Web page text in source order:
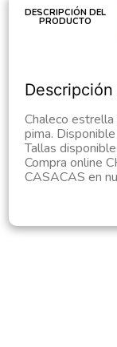
DESCRIPCIÓN DEL
PRODUCTO
Chaleco
pima.
Tallas
Compra online
CASACAS en